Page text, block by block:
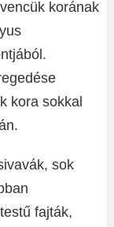
korának
kora sokkal
sok
fajták,